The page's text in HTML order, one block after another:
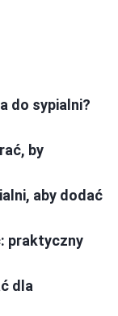
do sypialni?
by
aby dodać
praktyczny
dla